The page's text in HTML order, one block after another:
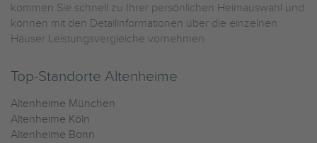
kommen Sie schnell zu Ihrer persönlichen Heimauswahl und
können mit den Detailinformationen über die einzelnen
Häuser Leistungsvergleiche vornehmen.
Top-Standorte Altenheime
Altenheime München
Altenheime Köln
Altenheime Bonn